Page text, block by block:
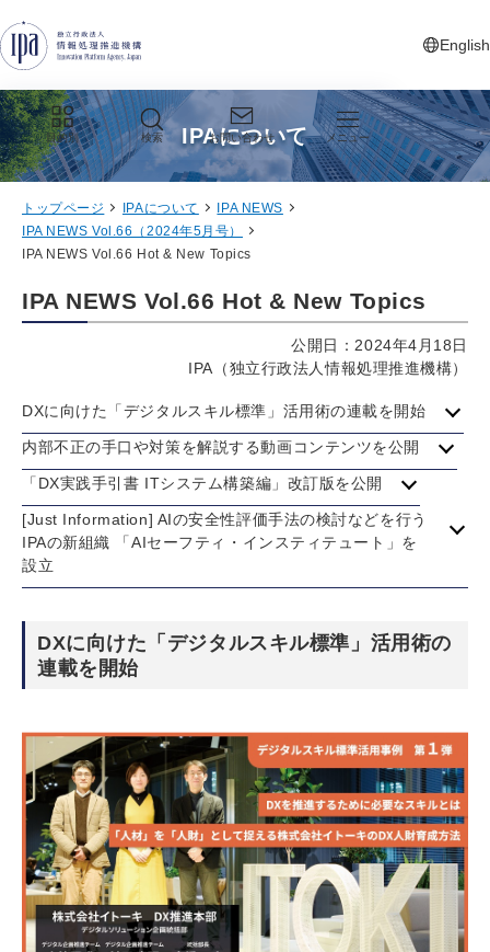
English
新しいタ
目的別 検索 お問い合わせ メニュー
IPAについて
トップページ IPAについて
IPA NEWS
IPA NEWS Vol.66（2024年5月号）
IPA NEWS Vol.66 Hot & New Topics
IPA NEWS Vol.66 Hot & New Topics
公開日：2024年4月18日
IPA（独立行政法人情報処理推進機構）
DXに向けた「デジタルスキル標準」活用術の連載を開始
内部不正の手口や対策を解説する動画コンテンツを公開
「DX実践手引書 ITシステム構築編」改訂版を公開
[Just Information] AIの安全性評価手法の検討などを行う
IPAの新組織 「AIセーフティ・インスティテュート」を
設立
DXに向けた「デジタルスキル標準」活用術の
連載を開始